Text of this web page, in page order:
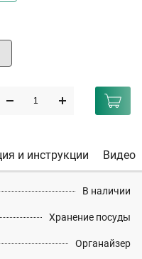
и инструкции Видео
В наличии
Хранение посуды
Органайзер